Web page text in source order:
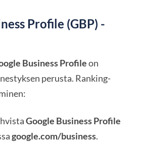
Profile (GBP) -
Business Profileon
perusta. Ranking-
Google Business Profile
google.com/business.